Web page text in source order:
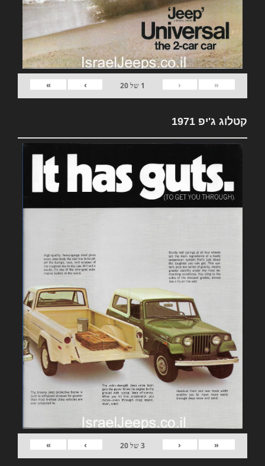
«
‹
1 של20
›
»
קטלוג ג'יפ 1971
«
‹
3של20
›
»